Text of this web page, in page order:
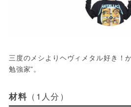
三度のメシよりヘヴィメタル好き！
勉強家”。
材料 （1人分）